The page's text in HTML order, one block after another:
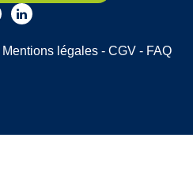
Mentions légales- CGV- FAQ